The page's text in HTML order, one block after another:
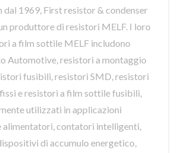
dal 1969, First resistor & condenser
produttore di resistori MELF. I loro
a film sottile MELF includono
Automotive, resistori a montaggio
fusibili, resistori SMD, resistori
e resistori a film sottile fusibili,
utilizzati in applicazioni
alimentatori, contatori intelligenti,
di accumulo energetico,